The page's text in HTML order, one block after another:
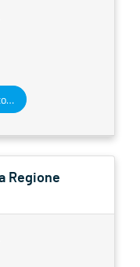
Determinazioni dirigenziali aventi contenuto di interesse generale
Regione